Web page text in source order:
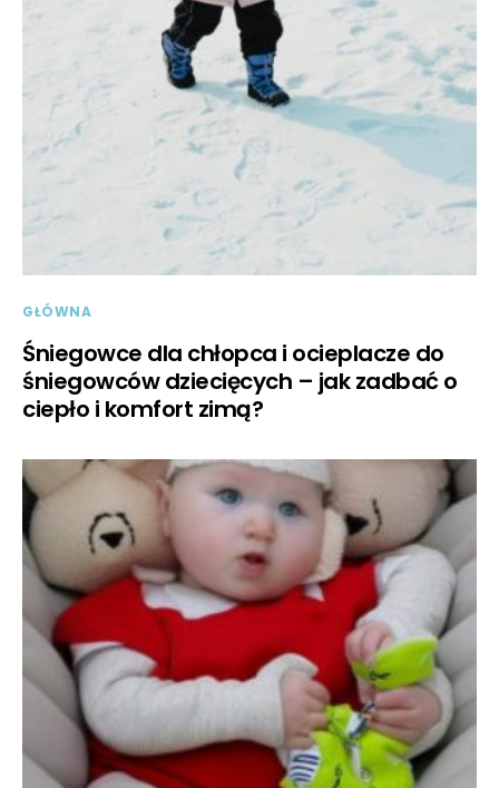
GŁÓWNA
Śniegowce dla chłopca i ocieplacze do
śniegowców dziecięcych – jak zadbać o
ciepło i komfort zimą?